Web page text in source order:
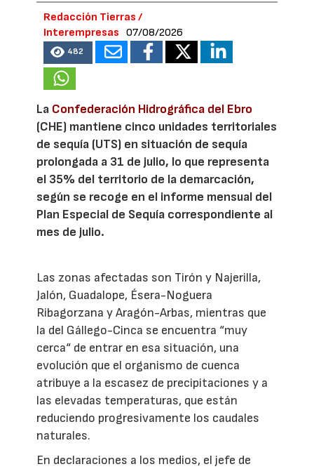
Redacción Tierras /
Interempresas
07/08/2026
482
La Confederación Hidrográfica del Ebro
(CHE) mantiene cinco unidades territoriales
de sequía (UTS) en situación de sequía
prolongada a 31 de julio, lo que representa
el 35% del territorio de la demarcación,
según se recoge en el informe mensual del
Plan Especial de Sequía correspondiente al
mes de julio.
Las zonas afectadas son Tirón y Najerilla,
Jalón, Guadalope, Ésera-Noguera
Ribagorzana y Aragón-Arbas, mientras que
la del Gállego-Cinca se encuentra “muy
cerca“ de entrar en esa situación, una
evolución que el organismo de cuenca
atribuye a la escasez de precipitaciones y a
las elevadas temperaturas, que están
reduciendo progresivamente los caudales
naturales.
En declaraciones a los medios, el jefe de